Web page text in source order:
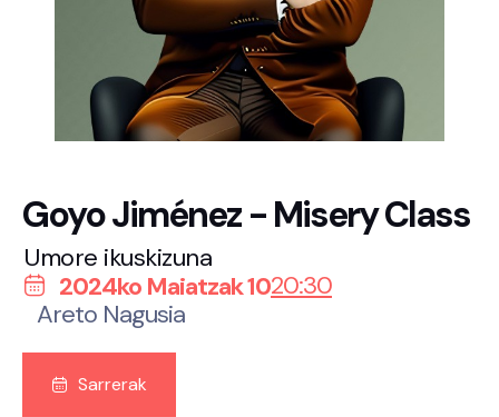
Goyo Jiménez - Misery Class
Umore ikuskizuna
2024ko Maiatzak 1020:30
Areto Nagusia
Sarrerak